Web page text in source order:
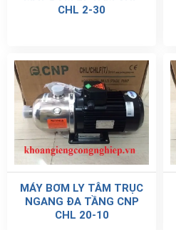
CHL 2-30
MÁY BƠM LY TÂM TRỤC
NGANG ĐA TẦNG CNP
CHL 20-10